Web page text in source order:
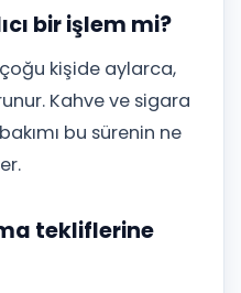
bir işlem mi?
çoğu kişide aylarca,
Kahve ve sigara
bu sürenin ne
tekliflerine